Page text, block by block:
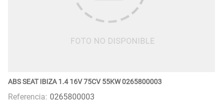
ABS SEAT IBIZA 1.4 16V 75CV 55KW 0265800003
Referencia: 0265800003